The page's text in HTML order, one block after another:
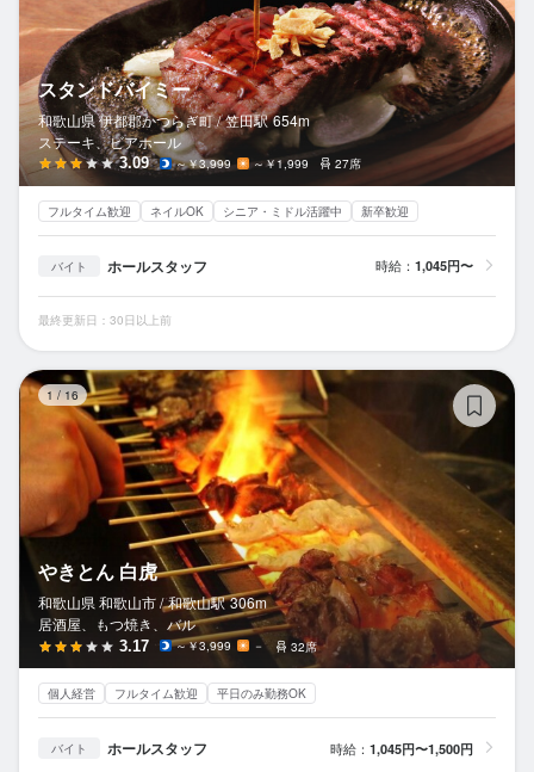
スタンドバイミー
和歌山県 伊都郡かつらぎ町 / 笠田駅 654m
ステーキ、ビアホール
3.09 ～￥3,999 ～￥1,999 27席
フルタイム歓迎 ネイルOK シニア・ミドル活躍中 新卒歓迎
バイト ホールスタッフ 時給： 1,045円〜
最終更新日：30日以上前
1/16
やきとん 白虎
和歌山県 和歌山市 / 和歌山駅 306m
居酒屋、もつ焼き、バル
3.17 ～￥3,999 － 32席
個人経営 フルタイム歓迎 平日のみ勤務OK
バイト ホールスタッフ 時給： 1,045円〜1,500円